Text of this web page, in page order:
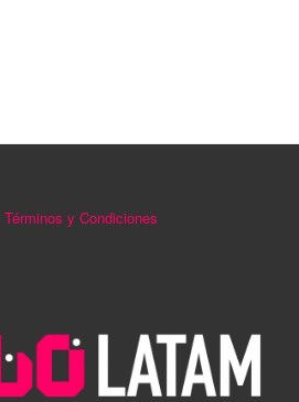
Términos y Condiciones